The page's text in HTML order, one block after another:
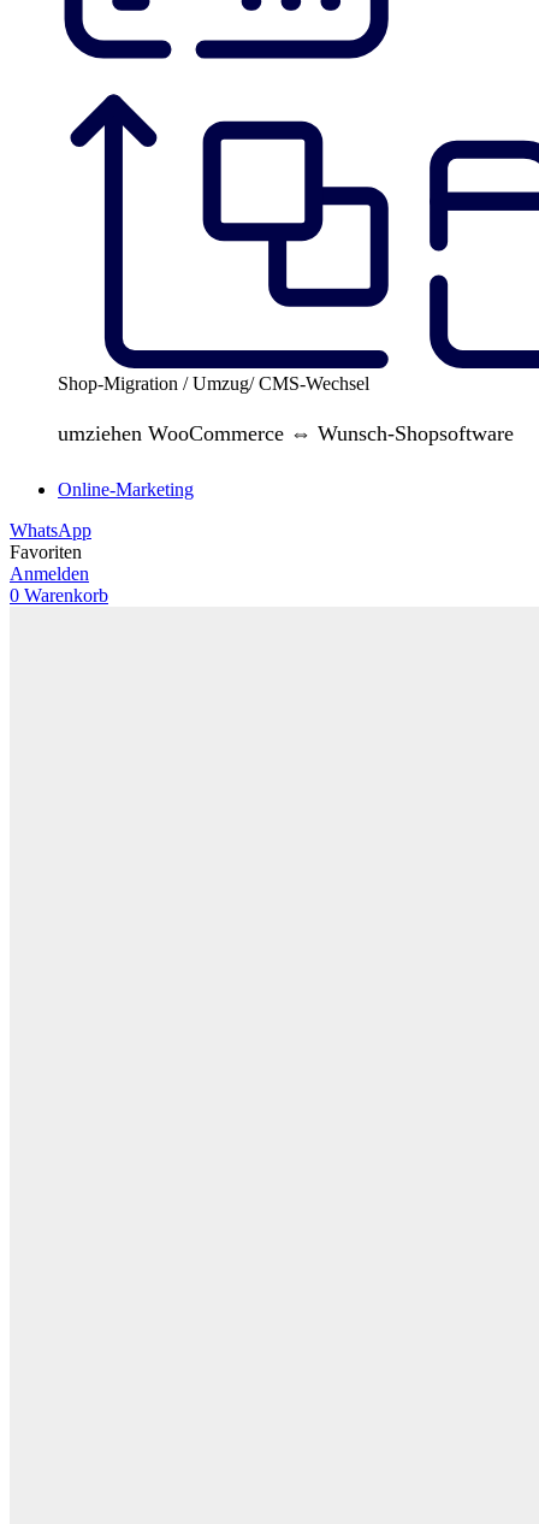
Shop-Migration / Umzug/ CMS-Wechsel
umziehen WooCommerce ⇔ Wunsch-Shopsoftware
Online-Marketing
WhatsApp
Favoriten
Anmelden
0 Warenkorb